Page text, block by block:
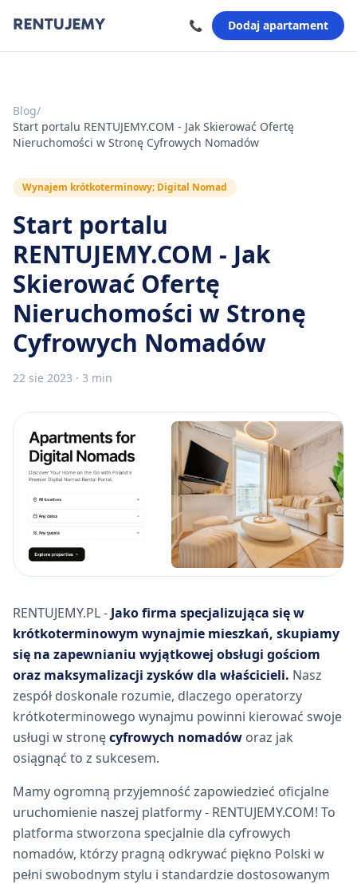
📞 Dodaj apartament
Blog/
Start portalu RENTUJEMY.COM - Jak Skierować Ofertę
Nieruchomości w Stronę Cyfrowych Nomadów
Wynajem krótkoterminowy; Digital Nomad
Start portalu
RENTUJEMY.COM - Jak
Skierować Ofertę
Nieruchomości w Stronę
Cyfrowych Nomadów
22 sie 2023 · 3 min
RENTUJEMY.PL - Jako firma specjalizująca się w
krótkoterminowym wynajmie mieszkań, skupiamy
się na zapewnianiu wyjątkowej obsługi gościom
oraz maksymalizacji zysków dla właścicieli. Nasz
zespół doskonale rozumie, dlaczego operatorzy
krótkoterminowego wynajmu powinni kierować swoje
usługi w stronęcyfrowych nomadów oraz jak
osiągnąć to z sukcesem.
Mamy ogromną przyjemność zapowiedzieć oficjalne
uruchomienie naszej platformy - RENTUJEMY.COM! To
platforma stworzona specjalnie dla cyfrowych
nomadów, którzy pragną odkrywać piękno Polski w
pełni swobodnym stylu i standardzie dostosowanym